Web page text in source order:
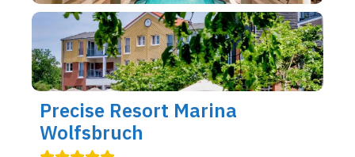
Precise Resort Marina
Wolfsbruch